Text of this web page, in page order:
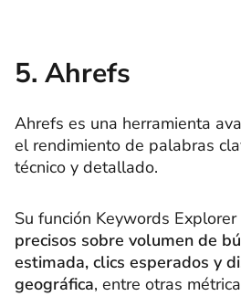
5. Ahrefs
Ahrefs es una herramienta
el rendimiento de palabras
técnico y detallado.
Su función Keywords Explorer
precisos sobre volumen de
estimada, clics esperados y
geográfica, entre otras